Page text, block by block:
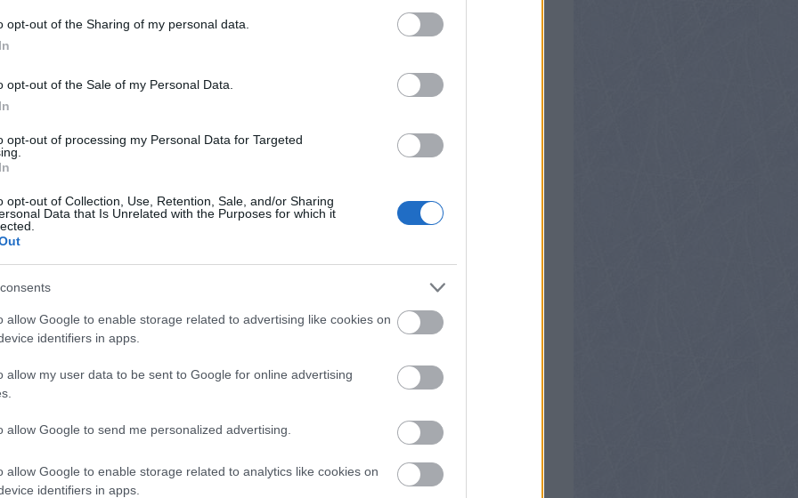
opt-out of the Sharing of my personal data.
opt-out of the Sale of my Personal Data.
opt-out of processing my Personal Data for Targeted
opt-out of Collection, Use, Retention, Sale, and/or Sharing
Data that Is Unrelated with the Purposes for which it
allow Google to enable storage related to advertising like cookies on
identifiers in apps.
allow my user data to be sent to Google for online advertising
allow Google to send me personalized advertising.
allow Google to enable storage related to analytics like cookies on
identifiers in apps.
segítőkészek voltak a szovákok (igaz Kanada mezben
nagyobb érdeklődés lesz. Csak megcsinálják a
meg a magyar szövetséggel, hogy a szlovéniai VB
Válasz erre
nem volt fos kassa. Kimentél és egyből volt sör meg
Válasz erre
egy sörsátrat felhúzni
Válasz erre